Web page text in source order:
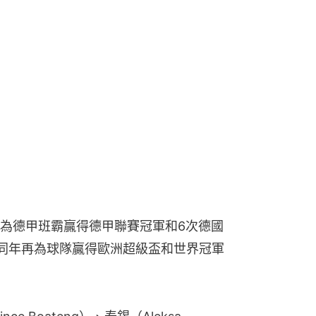
德甲班霸贏得德甲聯賽冠軍和6次德國
年再為球隊贏得歐洲超級盃和世界冠軍